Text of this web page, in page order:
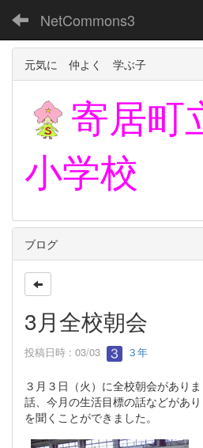
NetCommons3
元気に 仲よく 学ぶ子
寄居町
小学校
ブログ
3月全校朝会
投稿日時 : 03/03 ３年
３月３日（火）に全校朝会があり
話、今月の生活目標の話などがあ
を聞くことができました。